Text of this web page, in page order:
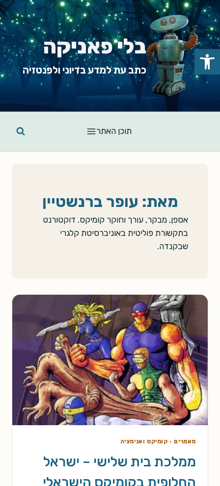
Skip
to
content
בלי פאניקה
כתב עת למדע בדיוני ולפנטזיה
תוכן האתר
מאת: עופר ברנשטיין
אספן, מבקר, עורך וחוקר קומיקס. דוקטורנט
בתקשורת פוליטית באוניברסיטת קלגרי
שבקנדה.
מאמרים · קומיקס ואנימציה
ממלכת בית שלישי – ישראל
החלופית בקומיקס הישראלי
פתח סרגל נגישות